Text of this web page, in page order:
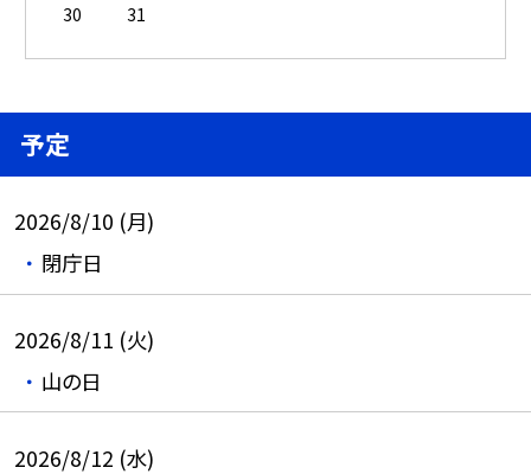
30
31
予定
2026/8/10 (月)
閉庁日
2026/8/11 (火)
山の日
2026/8/12 (水)